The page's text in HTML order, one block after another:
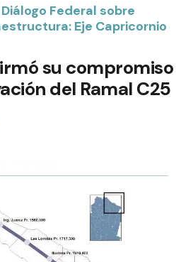
Federal sobre
Eje Capricornio
su compromiso
del Ramal C25